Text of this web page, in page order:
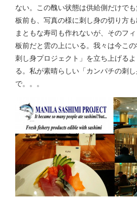
ない。この醜い状態は供給側だけで
板前も、写真の様に刺し身の切り方
まともな寿司も作れないが、そのフ
板前だと雲の上にいる。我々は今こ
刺し身プロジェクト」を立ち上げる
る。私が素晴らしい「カンパチの刺
で。。。